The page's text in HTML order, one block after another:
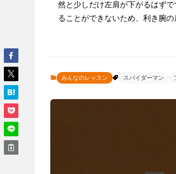
然と少しだけ左肩が下がるはず
ることができないため、利き腕
みんなのレッスン スパイダーマン